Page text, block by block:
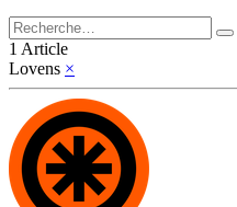
1 Article
Lovens ×